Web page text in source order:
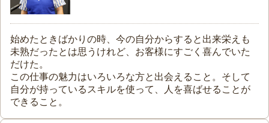
始めたときばかりの時、今の自分からすると出来栄えも
未熟だったとは思うけれど、お客様にすごく喜んでいた
だけた。
この仕事の魅力はいろいろな方と出会えること。そして
自分が持っているスキルを使って、人を喜ばせることが
できること。